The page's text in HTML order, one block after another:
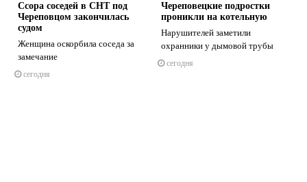
Ссора соседей в СНТ под
Череповцом закончилась
судом
Женщина оскорбила соседа за
замечание
сегодня
Череповецкие подростки
проникли на котельную
Нарушителей заметили
охранники у дымовой трубы
сегодня